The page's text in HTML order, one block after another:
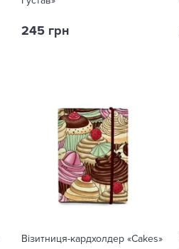
245 грн
Візитниця-кардхолдер «Cakes»